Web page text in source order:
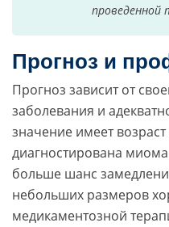
проведенной
Прогноз и
Прогноз зависит от
заболевания и
значение имеет
диагностирована
больше шанс
небольших размеров
медикаментозной